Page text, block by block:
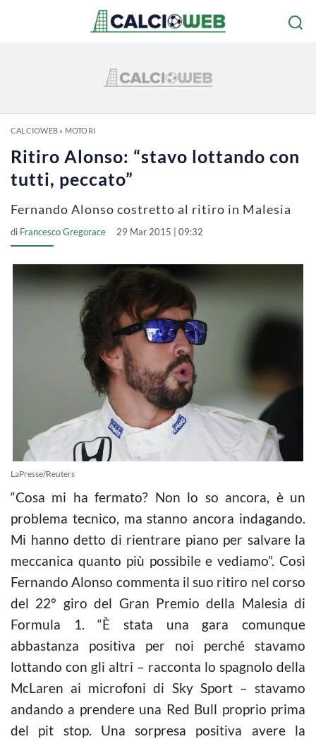
CALCIOWEB» MOTORI
Ritiro Alonso: “stavo lottando con
tutti, peccato”
Fernando Alonso costretto al ritiro in Malesia
di Francesco Gregorace 29 Mar 2015 | 09:32
LaPresse/Reuters
“Cosa mi ha fermato? Non lo so ancora, è un
problema tecnico, ma stanno ancora indagando.
Mi hanno detto di rientrare piano per salvare la
meccanica quanto più possibile e vediamo”. Così
Fernando Alonso commenta il suo ritiro nel corso
del 22° giro del Gran Premio della Malesia di
Formula 1. “È stata una gara comunque
abbastanza positiva per noi perché stavamo
lottando con gli altri – racconta lo spagnolo della
McLaren ai microfoni di Sky Sport – stavamo
andando a prendere una Red Bull proprio prima
del pit stop. Una sorpresa positiva avere la